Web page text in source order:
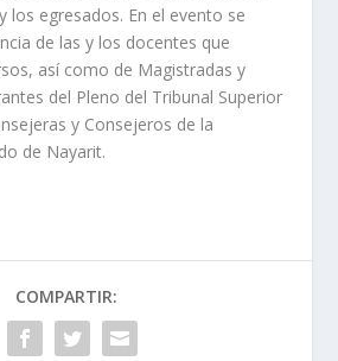
los egresados. En el evento se
de las y los docentes que
así como de Magistradas y
del Pleno del Tribunal Superior
y Consejeros de la
de Nayarit.
COMPARTIR: